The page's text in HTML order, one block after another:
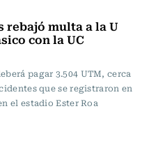
rebajó multa a la U
con la UC
pagar 3.504 UTM, cerca
que se registraron en
el estadio Ester Roa